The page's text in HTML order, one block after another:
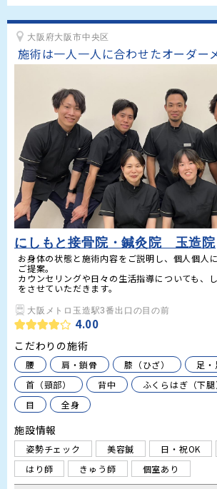
大阪府大阪市中央区
施術は一人一人に合わせたオーダー
にしもと接骨院・鍼灸院 玉造院
お身体の状態と施術内容をご説明し、個人個人
ご提案。
カウンセリングや日々の生活指導についても、
をさせていただきます。
大阪メトロ玉造駅3番出口の目の前
4.00
こだわりの施術
腰 肩・鎖骨 膝（ひざ）
足
首（頸部）
背中 ふくらはぎ（下腿
目
全身
施設情報
姿勢チェック 美容鍼 日・祝OK
はり師
きゅう師 個室あり